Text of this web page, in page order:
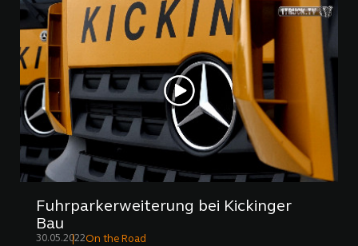
Fuhrparkerweiterung bei Kickinger
Bau
30.05.2022On the Road